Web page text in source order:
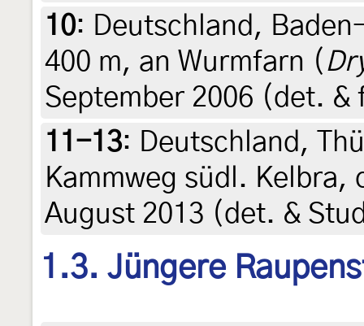
10: Deutschland,
400 m, an Wurmfarn (
September 2006 (det.
11-13: Deutschland,
Kammweg südl. Kelbra,
August 2013 (det. &
1.3. Jüngere